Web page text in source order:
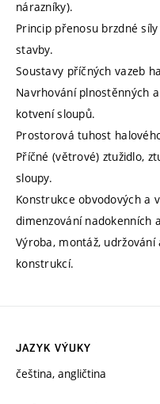
nárazníky).
Princip přenosu brzdné
stavby.
Soustavy příčných vazeb
Navrhování plnostěnných
kotvení sloupů.
Prostorová tuhost
Příčné (větrové) ztužidlo,
sloupy.
Konstrukce obvodových a
dimenzování nadokenních
Výroba, montáž,
konstrukcí.
JAZYK VÝUKY
čeština, angličtina